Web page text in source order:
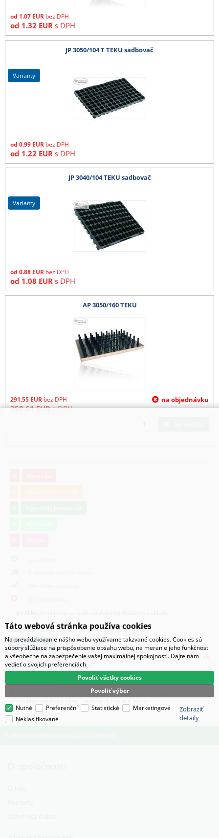
od 1.07 EUR bez DPH
od 1.32 EUR s DPH
JP 3050/104 T TEKU sadbovač
od 0.99 EUR bez DPH
od 1.22 EUR s DPH
varianty
JP 3040/104 TEKU sadbovač
od 0.88 EUR bez DPH
od 1.08 EUR s DPH
varianty
AP 3050/160 TEKU
291.55 EUR bez DPH
358.61EUR s DPH
na objednávku
Body/ks - bodová hodnota produktu v promoakcii;
v
varianty
zostava - zlúčenie komponentov do virtuálneho produktu,(komponenty sa
môžu predávať aj samostatne)
hák - produkt, k nemu sa pri predaji automaticky priradzujú ďalšie
Táto webová stránka používa cookies
Na prevádzkovanie nášho webu využívame takzvané cookies. Cookies sú
súbory slúžiace na prispôsobenie obsahu webu, na meranie jeho funkčnosti
a všeobecne na zabezpečenie vašej maximálnej spokojnosti. Dajte nám
vedieť o svojich preferenciách.
Povoliť výber
Povoliť všetky cookies
Nutné Preferenční Statistické
Marketingové
Neklasifikované
Zobraziť
detaily